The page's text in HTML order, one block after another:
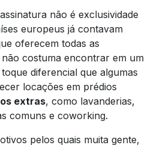
não é exclusividade
europeus já contavam
oferecem todas as
costuma encontrar em um
diferencial que algumas
locações em prédios
extras, como lavanderias,
comuns e coworking.
pelos quais muita gente,